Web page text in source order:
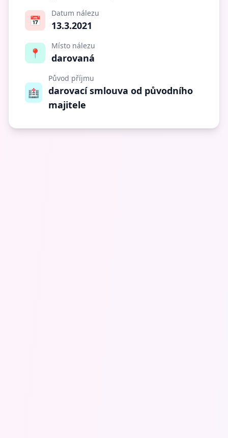
📅
Datum nálezu
13.3.2021
📍
Místo nálezu
darovaná
🏥
Původ příjmu
darovací smlouva od původního
majitele